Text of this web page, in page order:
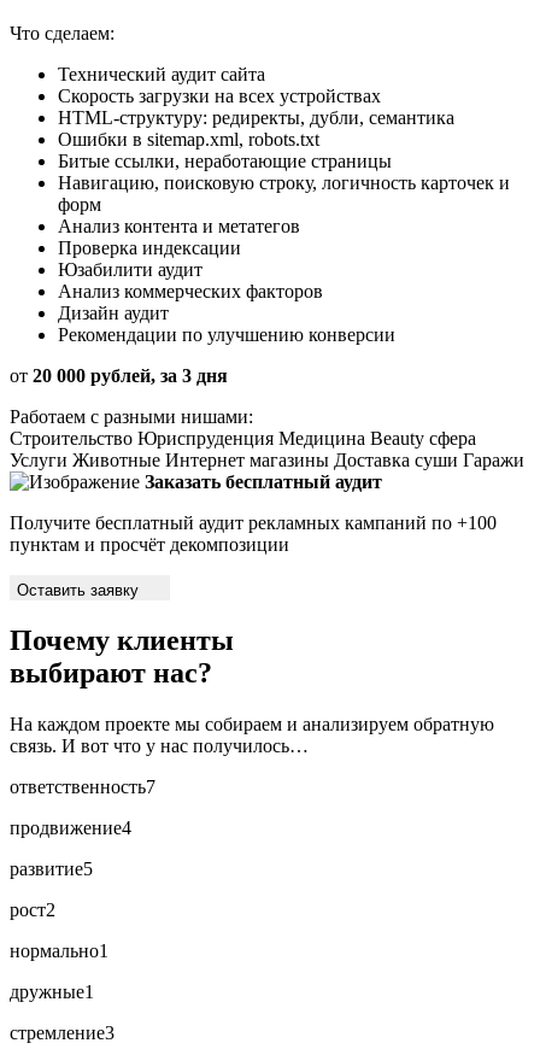
Что сделаем:
Технический аудит сайта
Скорость загрузки на всех устройствах
HTML-структуру: редиректы, дубли, семантика
Ошибки в sitemap.xml, robots.txt
Битые ссылки, неработающие страницы
Навигацию, поисковую строку, логичность карточек и
форм
Анализ контента и метатегов
Проверка индексации
Юзабилити аудит
Анализ коммерческих факторов
Дизайн аудит
Рекомендации по улучшению конверсии
от 20 000 рублей, за 3 дня
Работаем с разными нишами:
Строительство Юриспруденция Медицина Beauty сфера
Услуги Животные Интернет магазины Доставка суши Гаражи
Заказать бесплатный аудит
Получите бесплатный аудит рекламных кампаний по +100
пунктам и просчёт декомпозиции
Оставить заявку
Почему клиенты
выбирают нас?
На каждом проекте мы собираем и анализируем обратную
связь. И вот что у нас получилось…
ответственность7
продвижение4
развитие5
рост2
нормально1
дружные1
стремление3